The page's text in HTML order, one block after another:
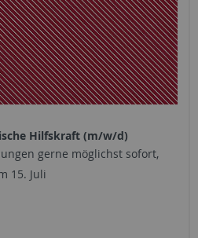
Hilfskraft (m/w/d)
gerne möglichst sofort,
15. Juli